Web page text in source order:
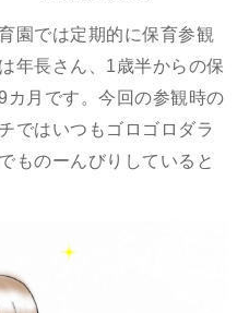
園では定期的に保育参観
年長さん、1歳半からの保
月です。今回の参観時の
ではいつもゴロゴロダラ
ものーんびりしていると